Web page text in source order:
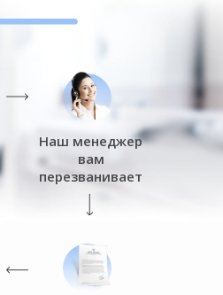
Наш менеджер
вам
перезванивает